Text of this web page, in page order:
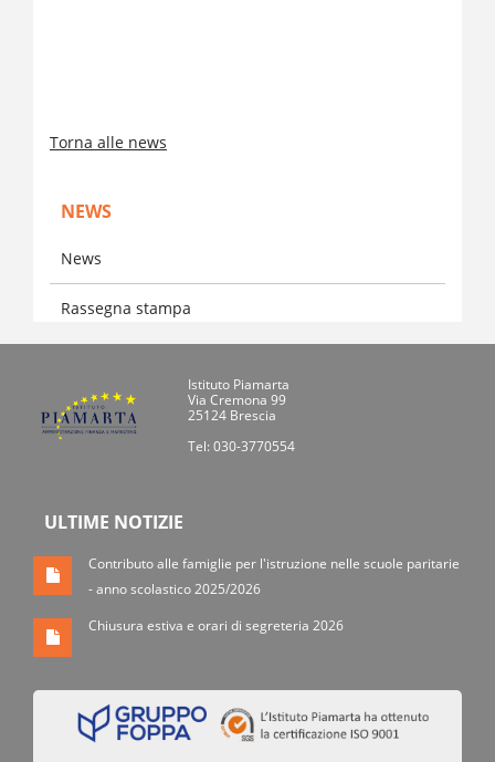
Torna alle news
NEWS
News
Rassegna stampa
Istituto Piamarta
Via Cremona 99
25124 Brescia
Tel: 030-3770554
ULTIME NOTIZIE
Contributo alle famiglie per l'istruzione nelle scuole paritarie
- anno scolastico 2025/2026
Chiusura estiva e orari di segreteria 2026